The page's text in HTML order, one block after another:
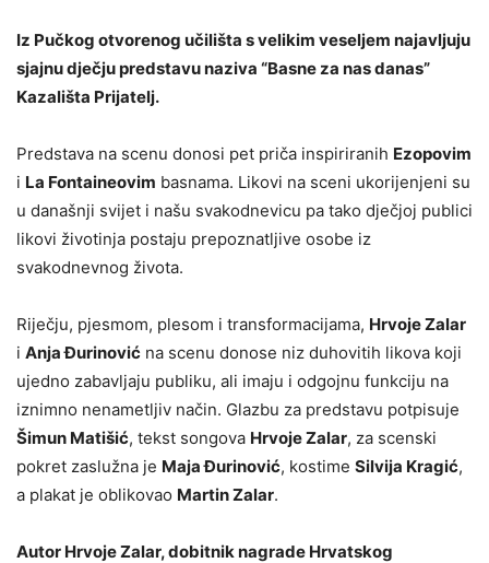
Iz Pučkog otvorenog učilišta s velikim veseljem najavljuju
sjajnu dječju predstavu naziva “Basne za nas danas”
Kazališta Prijatelj.
Predstava na scenu donosi pet priča inspiriranih Ezopovim
i La Fontaineovim basnama. Likovi na sceni ukorijenjeni su
u današnji svijet i našu svakodnevicu pa tako dječjoj publici
likovi životinja postaju prepoznatljive osobe iz
svakodnevnog života.
Riječju, pjesmom, plesom i transformacijama, Hrvoje Zalar
i Anja Đurinović na scenu donose niz duhovitih likova koji
ujedno zabavljaju publiku, ali imaju i odgojnu funkciju na
iznimno nenametljiv način. Glazbu za predstavu potpisuje
Šimun Matišić, tekst songova Hrvoje Zalar, za scenski
pokret zaslužna je Maja Đurinović, kostime Silvija Kragić,
a plakat je oblikovao Martin Zalar.
Autor Hrvoje Zalar, dobitnik nagrade Hrvatskog